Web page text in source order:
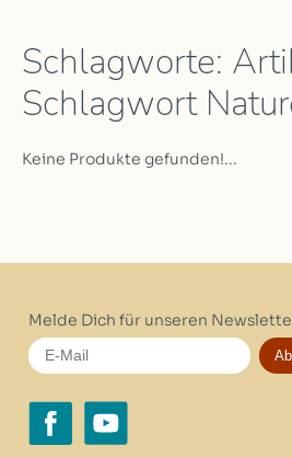
Schlagworte:
Schlagwort
Keine Produkte gefunden!...
Melde Dich für unseren